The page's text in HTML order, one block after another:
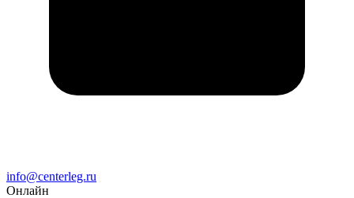
Email
info@centerleg.ru
Онлайн